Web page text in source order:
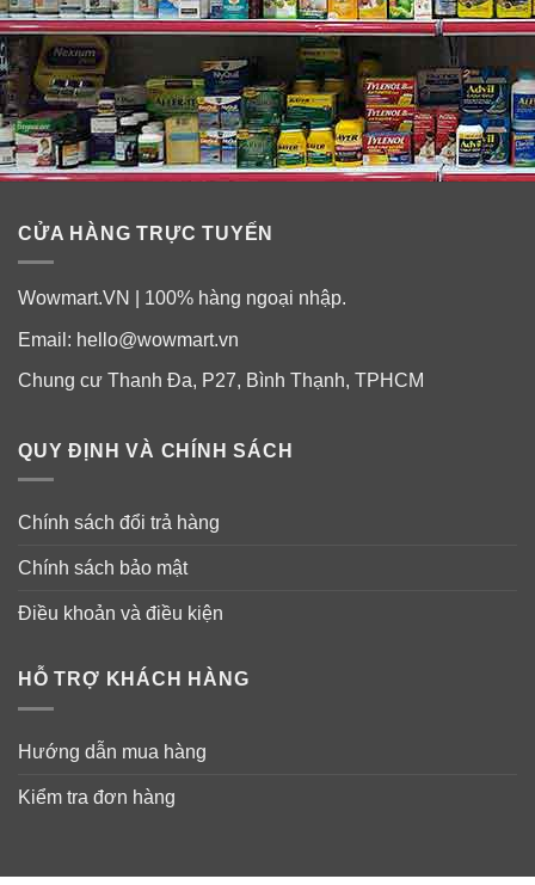
Secret Powder Fresh
– Thoa đều lên vùng da dưới cánh tay.
CỬA HÀNG TRỰC TUYẾN
Wowmart.VN | 100% hàng ngoại nhập.
Email: hello@wowmart.vn
Chung cư Thanh Đa, P27, Bình Thạnh, TPHCM
QUY ĐỊNH VÀ CHÍNH SÁCH
Chính sách đổi trả hàng
Chính sách bảo mật
Điều khoản và điều kiện
HỖ TRỢ KHÁCH HÀNG
Hướng dẫn mua hàng
Kiểm tra đơn hàng